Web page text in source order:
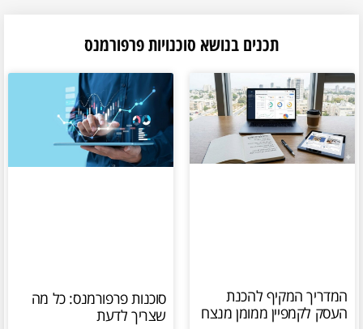
תכנים בנושא סוכנויות פרפורמנס
המדריך המקיף להכנת
העסק לקמפיין ממומן מנצח
סוכנות פרפורמנס: כל מה
שצריך לדעת